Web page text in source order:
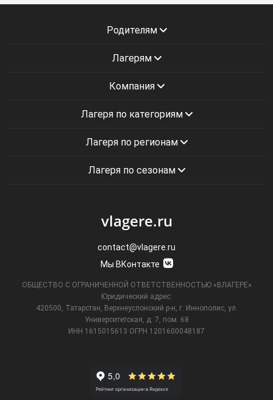
Родителям
Лагерям
Компания
Лагеря по категориям
Лагеря по регионам
Лагеря по сезонам
vlagere.ru
contact@vlagere.ru
Мы ВКонтакте
ОБЩЕСТВО С ОГРАНИЧЕННОЙ ОТВЕТСТВЕННОСТЬЮ «ВЛАГЕРЕ»
Юридический адрес:
420500, Татарстан, Верхнеуслонский р-н, г. Иннополис, ул.
Университетская,
д. 7, пом. 68
ИНН 1615015613 ОГРН 1201600048187